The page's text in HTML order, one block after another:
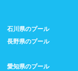
石川県のプール
長野県のプール
愛知県のプール